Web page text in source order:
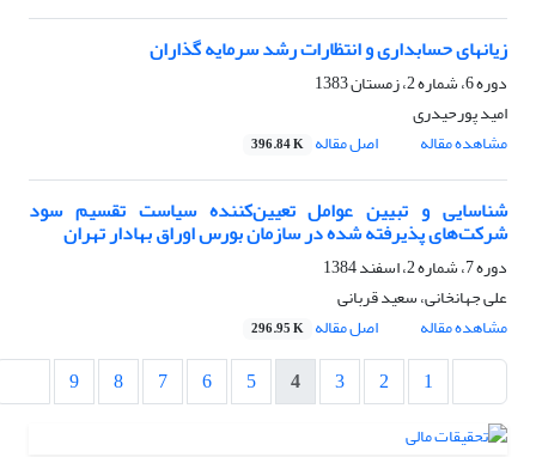
زیانهای حسابداری و انتظارات رشد سرمایه گذاران
دوره 6، شماره 2، زمستان 1383
امید پورحیدرى
مشاهده مقاله
اصل مقاله 396.84 K
شناسایی و تبیین عوامل تعیین‌کننده سیاست تقسیم سود
شرکت‌های پذیرفته شده در سازمان بورس اوراق بهادار تهران
دوره 7، شماره 2، اسفند 1384
علی جهانخانی، سعید قربانی
مشاهده مقاله
اصل مقاله 296.95 K
1
2
3
4
5
6
7
8
9